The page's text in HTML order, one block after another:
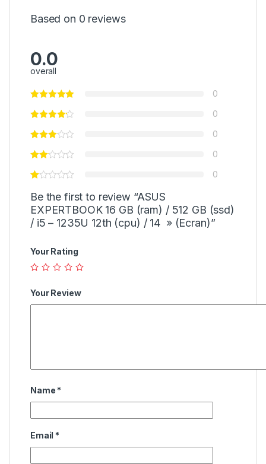
Based on 0 reviews
0.0
overall
0
0
0
0
0
Be the first to review “ASUS
EXPERTBOOK 16 GB (ram) / 512 GB (ssd)
/ i5 – 1235U 12th (cpu) / 14 » (Ecran)”
Your Rating
Your Review
Name *
Email *